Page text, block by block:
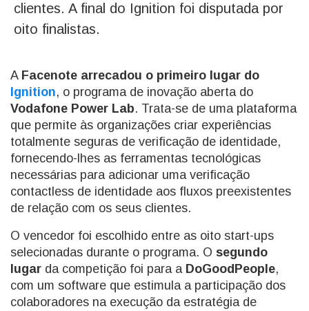
clientes. A final do Ignition foi disputada por
oito finalistas.
A Facenote arrecadou o primeiro lugar do
Ignition, o programa de inovação aberta do
Vodafone Power Lab. Trata-se de uma plataforma
que permite às organizações criar experiências
totalmente seguras de verificação de identidade,
fornecendo-lhes as ferramentas tecnológicas
necessárias para adicionar uma verificação
contactless de identidade aos fluxos preexistentes
de relação com os seus clientes.
O vencedor foi escolhido entre as oito start-ups
selecionadas durante o programa. O segundo
lugar da competição foi para a DoGoodPeople,
com um software que estimula a participação dos
colaboradores na execução da estratégia de